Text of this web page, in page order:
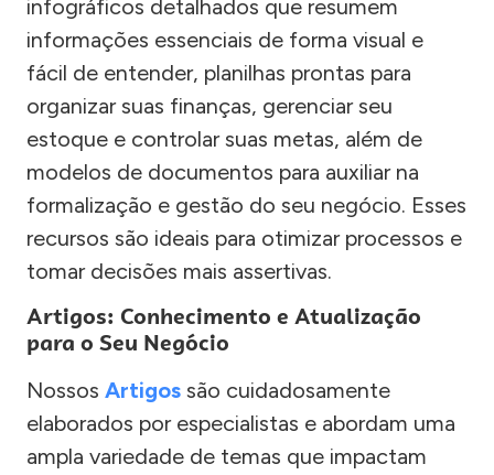
infográficos detalhados que resumem
informações essenciais de forma visual e
fácil de entender, planilhas prontas para
organizar suas finanças, gerenciar seu
estoque e controlar suas metas, além de
modelos de documentos para auxiliar na
formalização e gestão do seu negócio. Esses
recursos são ideais para otimizar processos e
tomar decisões mais assertivas.
Artigos: Conhecimento e Atualização
para o Seu Negócio
Nossos Artigos são cuidadosamente
elaborados por especialistas e abordam uma
ampla variedade de temas que impactam